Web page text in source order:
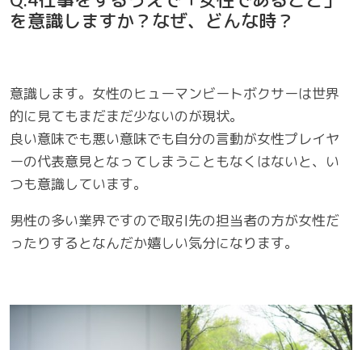
を意識しますか？なぜ、どんな時？
意識します。女性のヒューマンビートボクサーは世界
的に見てもまだまだ少ないのが現状。
良い意味でも悪い意味でも自分の言動が女性プレイヤ
ーの代表意見となってしまうこともなくはないと、い
つも意識しています。
男性の多い業界ですので取引先の担当者の方が女性だ
ったりするとなんだか嬉しい気分になります。